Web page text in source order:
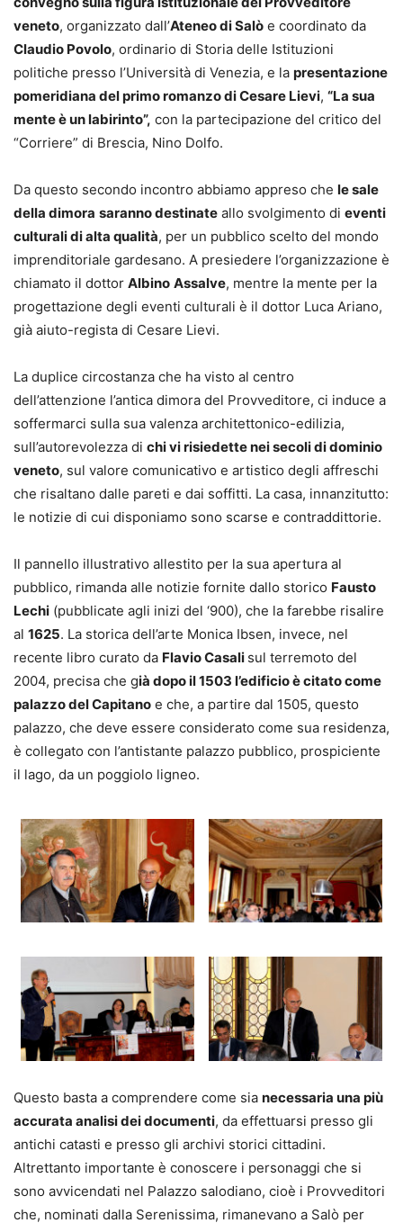
veneto, organizzato dall’Ateneo di Salò e coordinato da
Claudio Povolo, ordinario di Storia delle Istituzioni
politiche presso l’Università di Venezia, e la presentazione
pomeridiana del primo romanzo di Cesare Lievi, “La sua
mente è un labirinto”, con la partecipazione del critico del
“Corriere” di Brescia, Nino Dolfo.
Da questo secondo incontro abbiamo appreso che le sale
della dimora saranno destinate allo svolgimento di eventi
culturali di alta qualità, per un pubblico scelto del mondo
imprenditoriale gardesano. A presiedere l’organizzazione è
chiamato il dottor Albino Assalve, mentre la mente per la
progettazione degli eventi culturali è il dottor Luca Ariano,
già aiuto-regista di Cesare Lievi.
La duplice circostanza che ha visto al centro
dell’attenzione l’antica dimora del Provveditore, ci induce a
soffermarci sulla sua valenza architettonico-edilizia,
sull’autorevolezza di chi vi risiedette nei secoli di dominio
veneto, sul valore comunicativo e artistico degli affreschi
che risaltano dalle pareti e dai soffitti. La casa, innanzitutto:
le notizie di cui disponiamo sono scarse e contraddittorie.
Il pannello illustrativo allestito per la sua apertura al
pubblico, rimanda alle notizie fornite dallo storico Fausto
Lechi (pubblicate agli inizi del ‘900), che la farebbe risalire
al 1625. La storica dell’arte Monica Ibsen, invece, nel
recente libro curato da Flavio Casali sul terremoto del
2004, precisa che già dopo il 1503 l’edificio è citato come
palazzo del Capitano e che, a partire dal 1505, questo
palazzo, che deve essere considerato come sua residenza,
è collegato con l’antistante palazzo pubblico, prospiciente
il lago, da un poggiolo ligneo.
Questo basta a comprendere come sia necessaria una più
accurata analisi dei documenti, da effettuarsi presso gli
antichi catasti e presso gli archivi storici cittadini.
Altrettanto importante è conoscere i personaggi che si
sono avvicendati nel Palazzo salodiano, cioè i Provveditori
che, nominati dalla Serenissima, rimanevano a Salò per